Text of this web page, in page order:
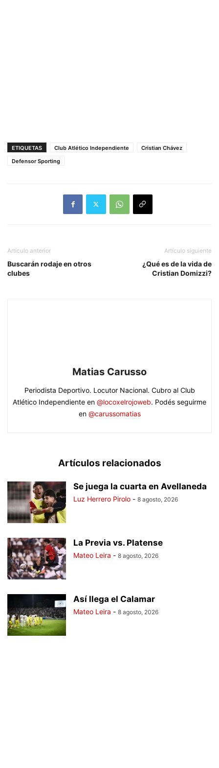
ETIQUETAS Club Atlético Independiente
Cristian Chávez
Defensor Sporting
Artículo anterior
Buscarán rodaje en otros
clubes
Artículo siguiente
¿Qué es de la vida de
Cristian Domizzi?
Matias Carusso
Periodista Deportivo. Locutor Nacional. Cubro al Club
Atlético Independiente en @locoxelrojoweb. Podés seguirme
en @carussomatias
Artículos relacionados
Se juega la cuarta en Avellaneda
Luz Herrero Pirolo - 8 agosto, 2026
La Previa vs. Platense
Mateo Leira - 8 agosto, 2026
Así llega el Calamar
Mateo Leira - 8 agosto, 2026